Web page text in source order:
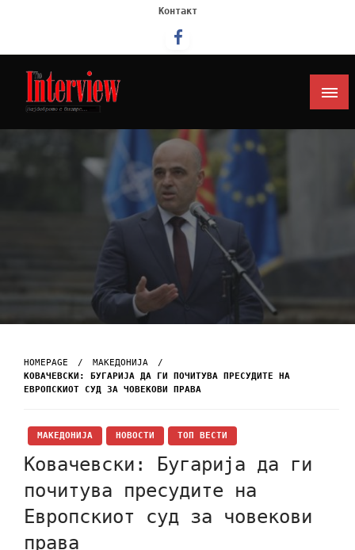
Контакт
Интервју
HOMEPAGE
МАКЕДОНИЈА
КОВАЧЕВСКИ: БУГАРИЈА ДА ГИ ПОЧИТУВА ПРЕСУДИТЕ НА
ЕВРОПСКИОТ СУД ЗА ЧОВЕКОВИ ПРАВА
МАКЕДОНИЈА НОВОСТИ ТОП ВЕСТИ
Ковачевски: Бугарија да ги
почитува пресудите на
Европскиот суд за човекови
права